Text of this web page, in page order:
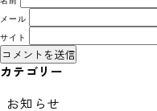
メール
サイト
カテゴリー
お知らせ